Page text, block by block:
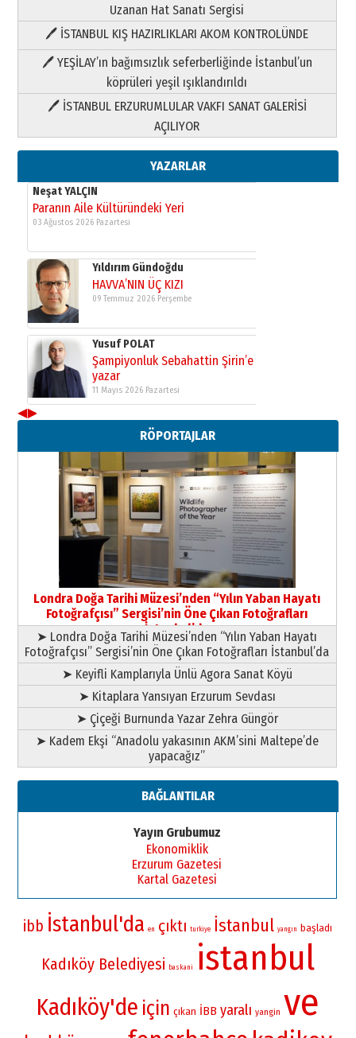
Uzanan Hat Sanatı Sergisi
🖊 İSTANBUL KIŞ HAZIRLIKLARI AKOM KONTROLÜNDE
🖊 YEŞİLAY’ın bağımsızlık seferberliğinde İstanbul’un
köprüleri yeşil ışıklandırıldı
🖊 İSTANBUL ERZURUMLULAR VAKFI SANAT GALERİSİ
AÇILIYOR
YAZARLAR
Yıldırım Gündoğdu
HAVVA’NIN ÜÇ KIZI
09 Temmuz 2026 Perşembe
Yusuf POLAT
Şampiyonluk Sebahattin Şirin’e
11 Mayıs 2026 Pazartesi
Neşat YALÇIN
Paranın Aile Kültüründeki Yeri
03 Ağustos 2026 Pazartesi
Yıldırım Gündoğdu
HAVVA’NIN ÜÇ KIZI
09 Temmuz 2026 Perşembe
Yusuf POLAT
Şampiyonluk Sebahattin Şirin’e
yazar
11 Mayıs 2026 Pazartesi
Neşat YALÇIN
Paranın Aile Kültüründeki Yeri
03 Ağustos 2026 Pazartesi
Yıldırım Gündoğdu
HAVVA’NIN ÜÇ KIZI
09 Temmuz 2026 Perşembe
Yusuf POLAT
Şampiyonluk Sebahattin Şirin’e
yazar
11 Mayıs 2026 Pazartesi
◀▶
RÖPORTAJLAR
Londra Doğa Tarihi Müzesi’nden “Yılın Yaban Hayatı
Fotoğrafçısı” Sergisi’nin Öne Çıkan Fotoğrafları
İstanbul’da
➤ Londra Doğa Tarihi Müzesi’nden “Yılın Yaban Hayatı
Fotoğrafçısı” Sergisi’nin Öne Çıkan Fotoğrafları İstanbul’da
➤ Keyifli Kamplarıyla Ünlü Agora Sanat Köyü
➤ Kitaplara Yansıyan Erzurum Sevdası
➤ Çiçeği Burnunda Yazar Zehra Güngör
➤ Kadem Ekşi “Anadolu yakasının AKM’sini Maltepe’de
yapacağız”
BAĞLANTILAR
Yayın Grubumuz
Ekonomiklik
Erzurum Gazetesi
Kartal Gazetesi
ibb İstanbul'da en çıktı turkiye İstanbul yangın başladı
Kadıköy Belediyesi baskani istanbul
Kadıköy'de için çıkan İBB yaralı yangin ve